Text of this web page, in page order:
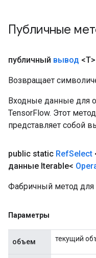
Публичные
публичный вывод <T>
Возвращает
Входные данные для
TensorFlow. Этот
представляет собой
public static RefSelect
данные Iterable<
Фабричный метод для
Параметры
объем текущий